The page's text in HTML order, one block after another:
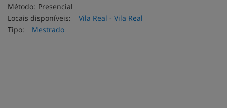
Método: Presencial
Locais disponíveis:
Vila Real - Vila Real
Tipo:
Mestrado